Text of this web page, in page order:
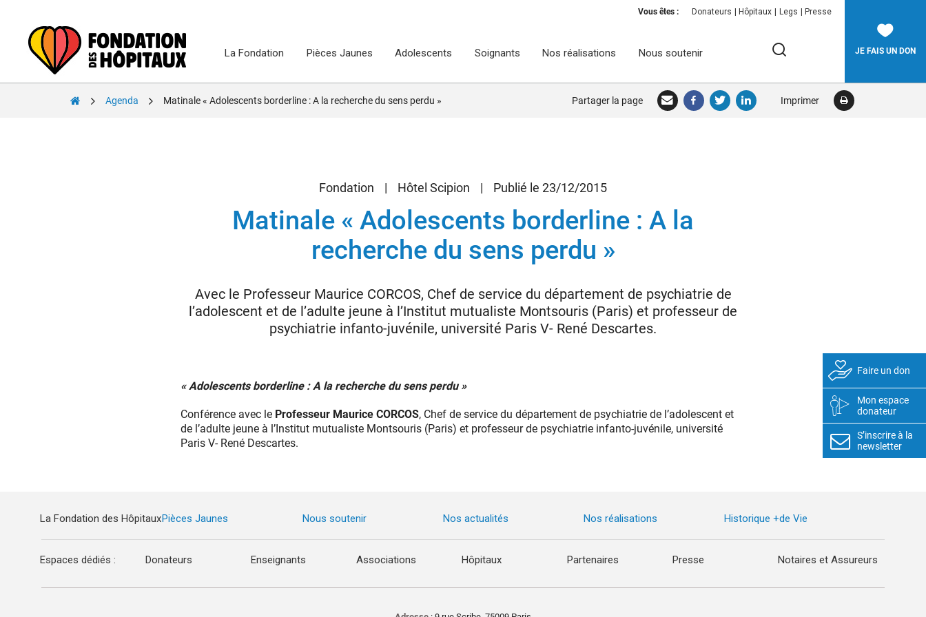
Vous êtes : Donateurs Hôpitaux Legs Presse
La Fondation Pièces Jaunes Adolescents Soignants Nos réalisations Nous soutenir
RECHERCHER
JE FAIS UN DON
Agenda Matinale « Adolescents borderline : A la recherche du sens perdu » Partager la page Imprimer
Fondation | Hôtel Scipion | Publié le 23/12/2015
Matinale « Adolescents borderline : A la
recherche du sens perdu »
Avec le Professeur Maurice CORCOS, Chef de service du département de psychiatrie de
l’adolescent et de l’adulte jeune à l’Institut mutualiste Montsouris (Paris) et professeur de
psychiatrie infanto-juvénile, université Paris V- René Descartes.
« Adolescents borderline : A la recherche du sens perdu »
Conférence avec le Professeur Maurice CORCOS, Chef de service du département de psychiatrie de l’adolescent et
de l’adulte jeune à l’Institut mutualiste Montsouris (Paris) et professeur de psychiatrie infanto-juvénile, université
Paris V- René Descartes.
Faire un don
Mon espace
donateur
S’inscrire à la
newsletter
La Fondation des HôpitauxPièces Jaunes Nous soutenir Nos actualités Nos réalisations Historique +de Vie
Espaces dédiés : Donateurs Enseignants Associations Hôpitaux Partenaires Presse Notaires et Assureurs